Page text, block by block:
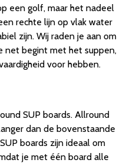
een golf, maar het nadeel
rechte lijn op vlak water
zijn. Wij raden je aan om
net begint met het suppen,
voor hebben.
SUP boards. Allround
dan de bovenstaande
boards zijn ideaal om
je met één board alle